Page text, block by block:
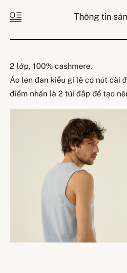
Thông tin
2 lớp, 100% cashmere.
Áo len đan kiểu gi lê có nút cài
điểm nhấn là 2 túi đắp để tạo